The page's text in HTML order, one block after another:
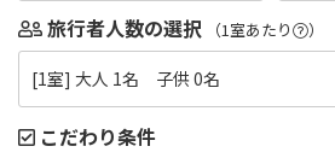
旅行者人数の選択 （1室あたり ）
[1室] 大人 1名 子供 0名
こだわり条件